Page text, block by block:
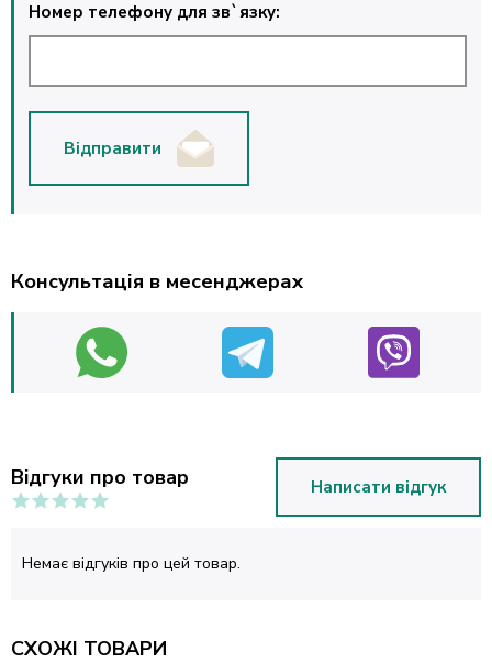
Номер телефону для зв`язку:
Відправити
Консультація в месенджерах
Відгуки про товар Написати відгук
Немає відгуків про цей товар.
СХОЖІ ТОВАРИ